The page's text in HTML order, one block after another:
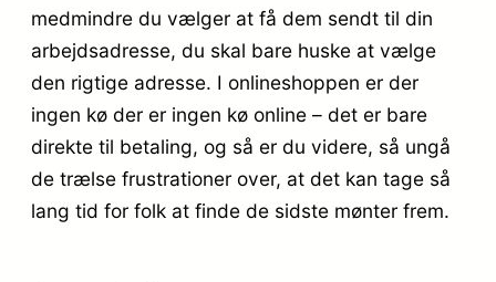
medmindre du vælger at få dem sendt til din
arbejdsadresse, du skal bare huske at vælge
den rigtige adresse. I onlineshoppen er der
ingen kø der er ingen kø online – det er bare
direkte til betaling, og så er du videre, så ungå
de trælse frustrationer over, at det kan tage så
lang tid for folk at finde de sidste mønter frem.